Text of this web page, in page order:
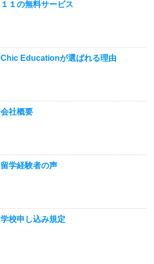
１１の無料サービス
Chic Educationが選ばれる理由
会社概要
留学経験者の声
学校申し込み規定